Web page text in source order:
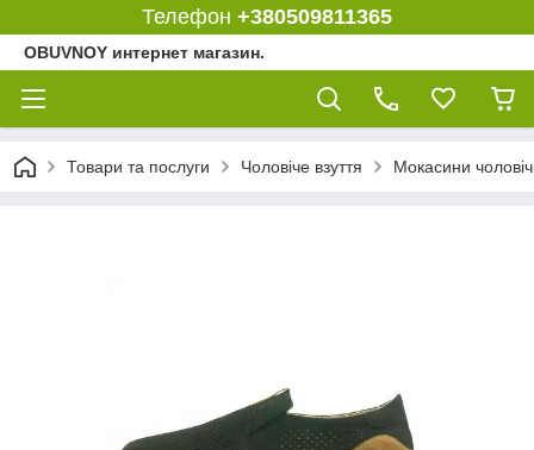
Телефон +380509811365
OBUVNOY интернет магазин.
Товари та послуги Чоловіче взуття Мокасини